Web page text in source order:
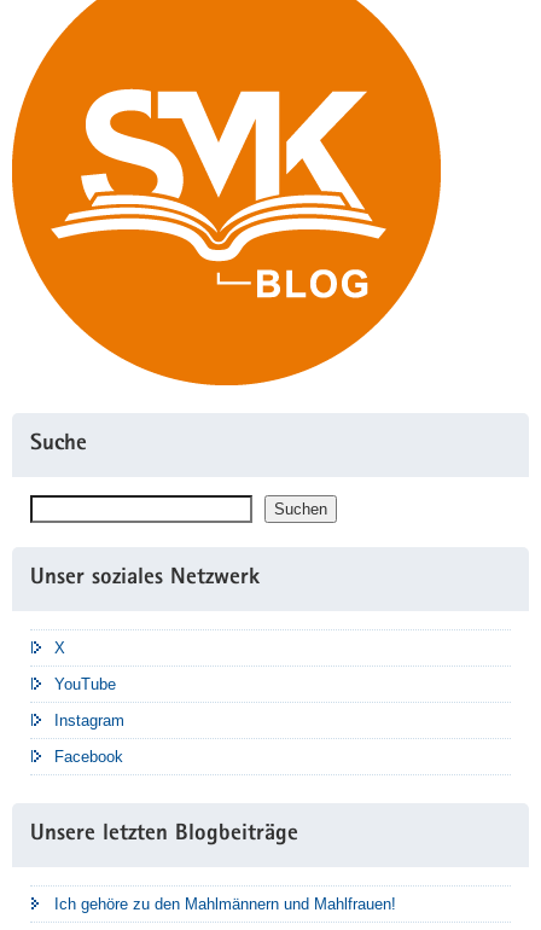
Suche
Suchen
Unser soziales Netzwerk
X
YouTube
Instagram
Facebook
Unsere letzten Blogbeiträge
Ich gehöre zu den Mahlmännern und Mahlfrauen!